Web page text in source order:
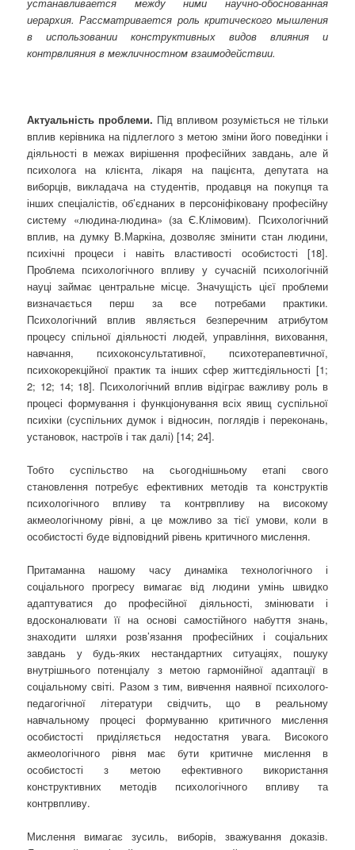
иерархия. Рассматривается роль критического мышления
в использовании конструктивных видов влияния и
контрвлияния в межличностном взаимодействии.
Актуальність проблеми. Під впливом розуміється не тільки
вплив керівника на підлеглого з метою зміни його поведінки і
діяльності в межах вирішення професійних завдань, але й
психолога на клієнта, лікаря на пацієнта, депутата на
виборців, викладача на студентів, продавця на покупця та
інших спеціалістів, об’єднаних в персоніфіковану професійну
систему «людина-людина» (за Є.Клімовим). Психологічний
вплив, на думку В.Маркіна, дозволяє змінити стан людини,
психічні процеси і навіть властивості особистості [18].
Проблема психологічного впливу у сучасній психологічній
науці займає центральне місце. Значущість цієї проблеми
визначається перш за все потребами практики.
Психологічний вплив являється безперечним атрибутом
процесу спільної діяльності людей, управління, виховання,
навчання, психоконсультативної, психотерапевтичної,
психокорекційної практик та інших сфер життєдіяльності [1;
2; 12; 14; 18]. Психологічний вплив відіграє важливу роль в
процесі формування і функціонування всіх явищ суспільної
психіки (суспільних думок і відносин, поглядів і переконань,
установок, настроїв і так далі) [14; 24].
Тобто суспільство на сьогоднішньому етапі свого
становлення потребує ефективних методів та конструктів
психологічного впливу та контрвпливу на високому
акмеологічному рівні, а це можливо за тієї умови, коли в
особистості буде відповідний рівень критичного мислення.
Притаманна нашому часу динаміка технологічного і
соціального прогресу вимагає від людини умінь швидко
адаптуватися до професійної діяльності, змінювати і
вдосконалювати її на основі самостійного набуття знань,
знаходити шляхи розв’язання професійних і соціальних
завдань у будь-яких нестандартних ситуаціях, пошуку
внутрішнього потенціалу з метою гармонійної адаптації в
соціальному світі. Разом з тим, вивчення наявної психолого-
педагогічної літератури свідчить, що в реальному
навчальному процесі формуванню критичного мислення
особистості приділяється недостатня увага. Високого
акмеологічного рівня має бути критичне мислення в
особистості з метою ефективного використання
конструктивних методів психологічного впливу та
контрвпливу.
Мислення вимагає зусиль, виборів, зважування доказів.